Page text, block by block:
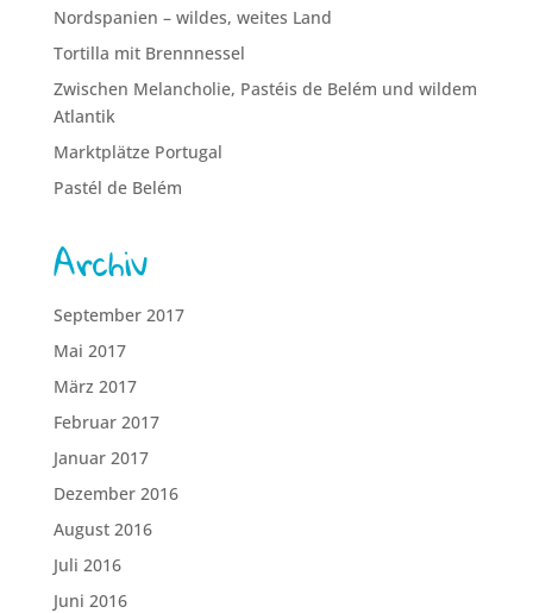
Nordspanien – wildes, weites Land
Tortilla mit Brennnessel
Zwischen Melancholie, Pastéis de Belém und wildem
Atlantik
Marktplätze Portugal
Pastél de Belém
Archiv
September 2017
Mai 2017
März 2017
Februar 2017
Januar 2017
Dezember 2016
August 2016
Juli 2016
Juni 2016